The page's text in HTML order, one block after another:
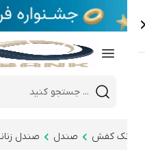
Mobile header search
کفش صندل صندل زنانه